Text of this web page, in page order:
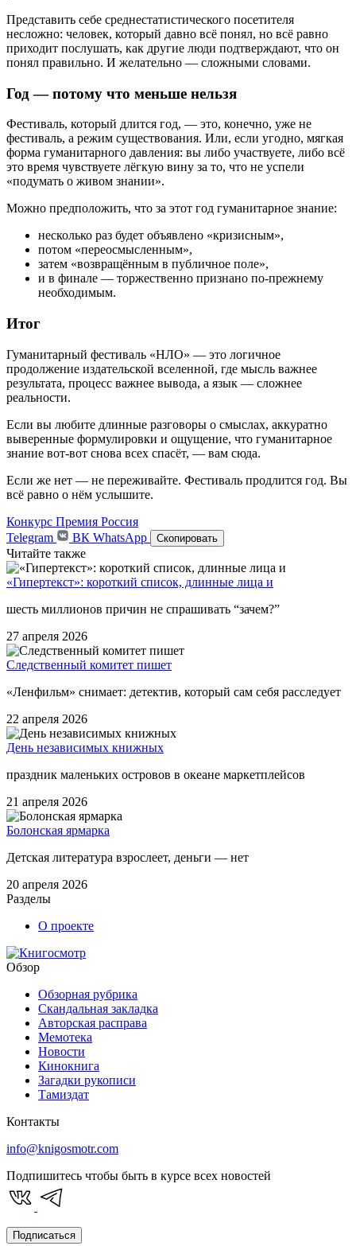
Представить себе среднестатистического посетителя
несложно: человек, который давно всё понял, но всё равно
приходит послушать, как другие люди подтверждают, что он
понял правильно. И желательно — сложными словами.
Год — потому что меньше нельзя
Фестиваль, который длится год, — это, конечно, уже не
фестиваль, а режим существования. Или, если угодно, мягкая
форма гуманитарного давления: вы либо участвуете, либо всё
это время чувствуете лёгкую вину за то, что не успели
«подумать о живом знании».
Можно предположить, что за этот год гуманитарное знание:
несколько раз будет объявлено «кризисным»,
потом «переосмысленным»,
затем «возвращённым в публичное поле»,
и в финале — торжественно признано по-прежнему
необходимым.
Итог
Гуманитарный фестиваль «НЛО» — это логичное
продолжение издательской вселенной, где мысль важнее
результата, процесс важнее вывода, а язык — сложнее
реальности.
Если вы любите длинные разговоры о смыслах, аккуратно
выверенные формулировки и ощущение, что гуманитарное
знание вот-вот снова всех спасёт, — вам сюда.
Если же нет — не переживайте. Фестиваль продлится год. Вы
всё равно о нём услышите.
Конкурс Премия Россия
Telegram
ВК WhatsApp Скопировать
Читайте также
«Гипертекст»: короткий список, длинные лица и
шесть миллионов причин не спрашивать “зачем?”
27 апреля 2026
Следственный комитет пишет
«Ленфильм» снимает: детектив, который сам себя расследует
22 апреля 2026
День независимых книжных
праздник маленьких островов в океане маркетплейсов
21 апреля 2026
Болонская ярмарка
Детская литература взрослеет, деньги — нет
20 апреля 2026
Разделы
О проекте
Обзор
Обзорная рубрика
Скандальная закладка
Авторская расправа
Мемотека
Новости
Кинокнига
Загадки рукописи
Тамиздат
Контакты
info@knigosmotr.com
Подпишитесь чтобы быть в курсе всех новостей
Подписаться